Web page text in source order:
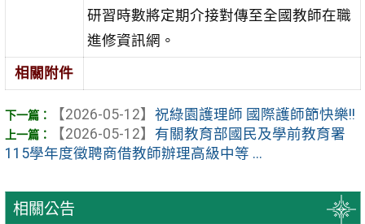
相關公告
研習時數將定期介接對傳至全國教師在職
進修資訊網。
相關附件
【2026-05-12】 祝綠園護理師 國際護師節快樂!!
【2026-05-12】 有關教育部國民及學前教育署
115學年度徵聘商借教師辦理高級中等 ...